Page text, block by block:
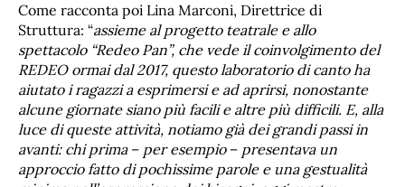
Come racconta poi Lina Marconi, Direttrice di
Struttura: “assieme al progetto teatrale e allo
spettacolo “Redeo Pan”, che vede il coinvolgimento del
REDEO ormai dal 2017, questo laboratorio di canto ha
aiutato i ragazzi a esprimersi e ad aprirsi, nonostante
alcune giornate siano più facili e altre più difficili. E, alla
luce di queste attività, notiamo già dei grandi passi in
avanti: chi prima – per esempio – presentava un
approccio fatto di pochissime parole e una gestualità